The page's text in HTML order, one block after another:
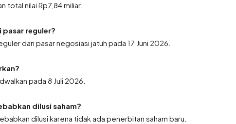
total nilai Rp7,84 miliar.
pasar reguler?
dan pasar negosiasi jatuh pada 17 Juni 2026.
pada 8 Juli 2026.
dilusi saham?
dilusi karena tidak ada penerbitan saham baru.